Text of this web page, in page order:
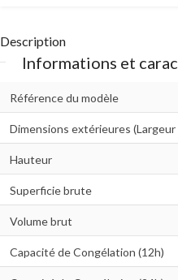
Description
Informations et
Référence du modèle
Dimensions extérieures (Largeur
Hauteur
Superficie brute
Volume brut
Capacité de Congélation (12h)